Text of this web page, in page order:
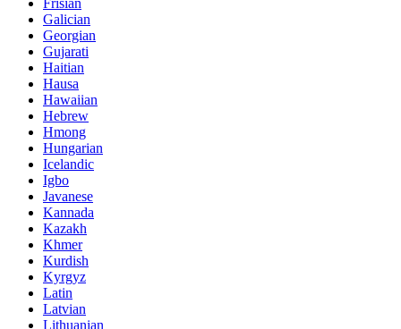
Frisian
Galician
Georgian
Gujarati
Haitian
Hausa
Hawaiian
Hebrew
Hmong
Hungarian
Icelandic
Igbo
Javanese
Kannada
Kazakh
Khmer
Kurdish
Kyrgyz
Latin
Latvian
Lithuanian